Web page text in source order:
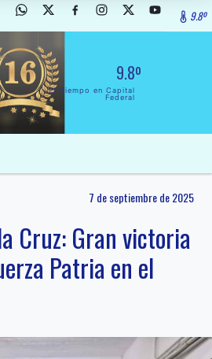
9.8º
9.8º
El Tiempo en Capital
Federal
7 de septiembre de 2025
Cruz: Gran victoria
Patria en el